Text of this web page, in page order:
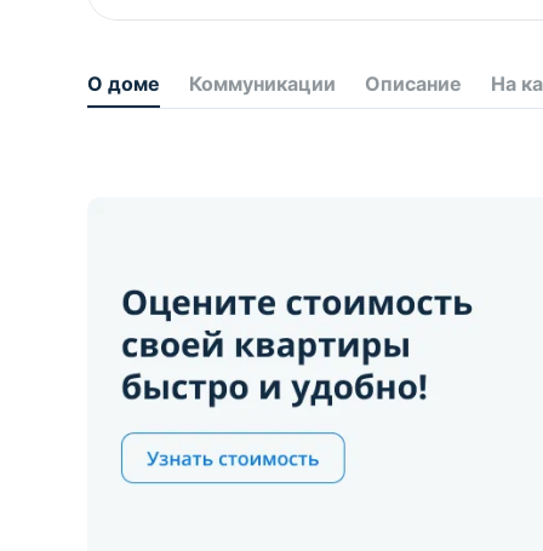
О доме Коммуникации Описание На